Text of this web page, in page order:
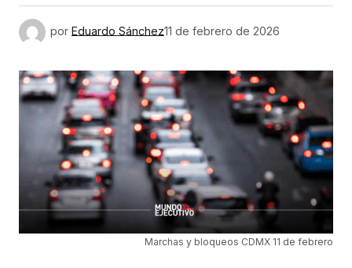
por Eduardo Sánchez11 de febrero de 2026
Marchas y bloqueos CDMX 11 de febrero